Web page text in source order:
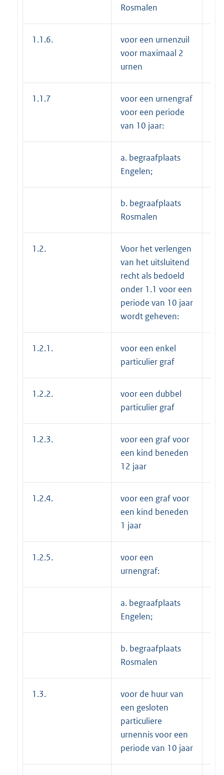
Rosmalen
1.1.6.
voor een urnenzuil
voor maximaal 2
urnen
1.1.7
voor een urnengraf
voor een periode
van 10 jaar:
a. begraafplaats
Engelen;
b. begraafplaats
Rosmalen
1.2.
Voor het verlengen
van het uitsluitend
recht als bedoeld
onder 1.1 voor een
periode van 10 jaar
wordt geheven:
1.2.1.
voor een enkel
particulier graf
1.2.2.
voor een dubbel
particulier graf
1.2.3.
voor een graf voor
een kind beneden
12 jaar
1.2.4.
voor een graf voor
een kind beneden
1 jaar
1.2.5.
voor een
urnengraf:
a. begraafplaats
Engelen;
b. begraafplaats
Rosmalen
1.3.
voor de huur van
een gesloten
particuliere
urnennis voor een
periode van 10 jaar